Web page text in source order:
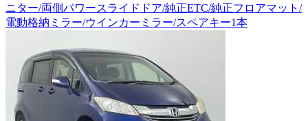
ニター/両側パワースライドドア/純正ETC/純正フロアマット/
電動格納ミラー/ウインカーミラー/スペアキー1本